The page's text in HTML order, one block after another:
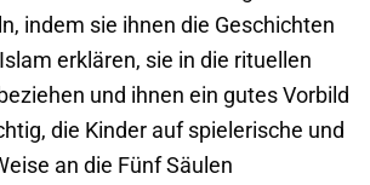
indem sie ihnen die Geschichten
erklären, sie in die rituellen
und ihnen ein gutes Vorbild
die Kinder auf spielerische und
an die Fünf Säulen